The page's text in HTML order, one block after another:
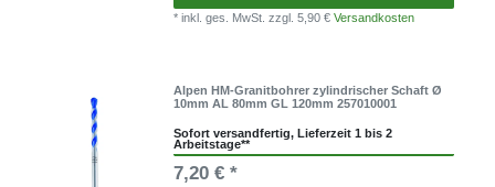
* inkl. ges. MwSt.zzgl. 5,90 €Versandkosten
Alpen HM-Granitbohrer zylindrischer Schaft Ø
10mm AL 80mm GL 120mm 257010001
Sofort versandfertig, Lieferzeit 1 bis 2
Arbeitstage**
7,20 € *